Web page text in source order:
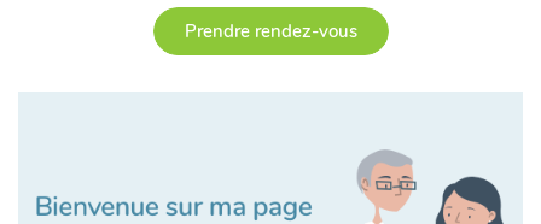
Prendre rendez-vous